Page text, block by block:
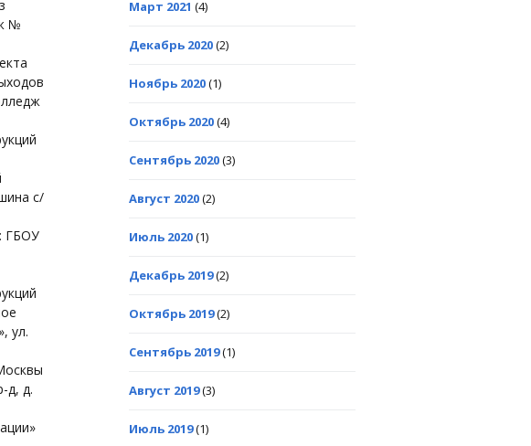
№
с/
ГБОУ
ул.
д, д.
Март 2021 (4)
Декабрь 2020(2)
Ноябрь 2020(1)
Октябрь 2020(4)
Сентябрь 2020(3)
Август 2020(2)
Июль 2020(1)
Декабрь 2019(2)
Октябрь 2019(2)
Сентябрь 2019(1)
Август 2019(3)
Июль 2019(1)